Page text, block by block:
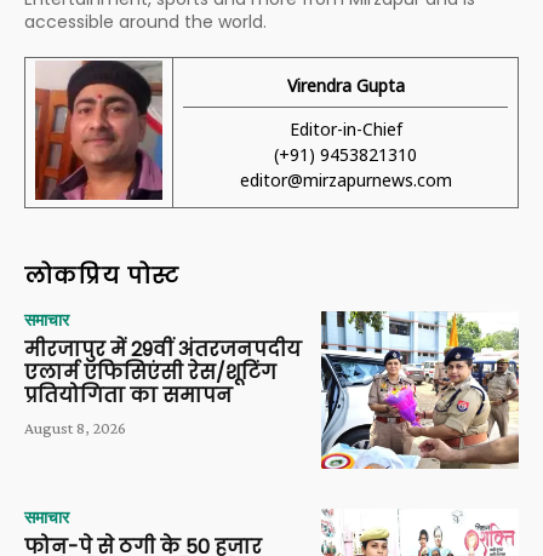
accessible around the world.
Virendra Gupta
Editor-in-Chief
(+91) 9453821310
editor@mirzapurnews.com
लोकप्रिय पोस्ट
समाचार
मीरजापुर में 29वीं अंतरजनपदीय
एलार्म एफिसिएंसी रेस/शूटिंग
प्रतियोगिता का समापन
August 8, 2026
समाचार
फोन-पे से ठगी के 50 हजार